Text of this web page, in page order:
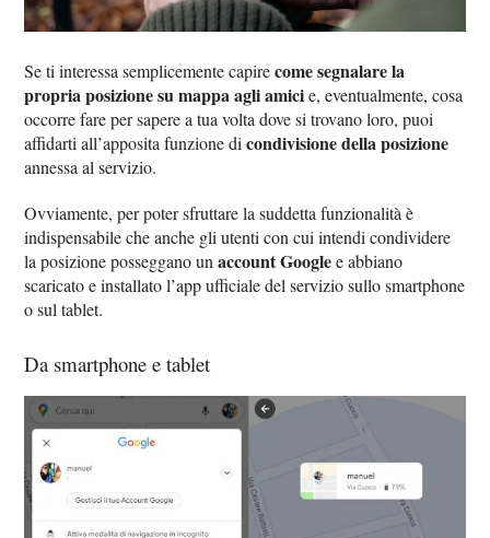
Se ti interessa semplicemente capirecome segnalare la
propria posizione su mappa agli amicie, eventualmente, cosa
occorre fare per sapere a tua volta dove si trovano loro, puoi
affidarti all’apposita funzione dicondivisione della posizione
annessa al servizio.
Ovviamente, per poter sfruttare la suddetta funzionalità è
indispensabile che anche gli utenti con cui intendi condividere
la posizione posseggano unaccount Googlee abbiano
scaricato e installato l’app ufficiale del servizio sullo smartphone
o sul tablet.
Da smartphone e tablet